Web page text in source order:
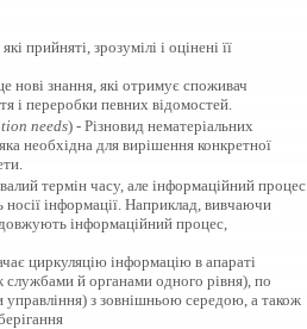
прийняті, зрозумілі і оцінені її
нові знання, які отримує споживач
і переробки певних відомостей.
needs) - Різновид нематеріальних
необхідна для вирішення конкретної
термін часу, але інформаційний процес
носії інформації. Наприклад, вивчаючи
інформаційний процес,
циркуляцію інформацію в апараті
службами й органами одного рівня), по
управління) з зовнішньою середою, а також